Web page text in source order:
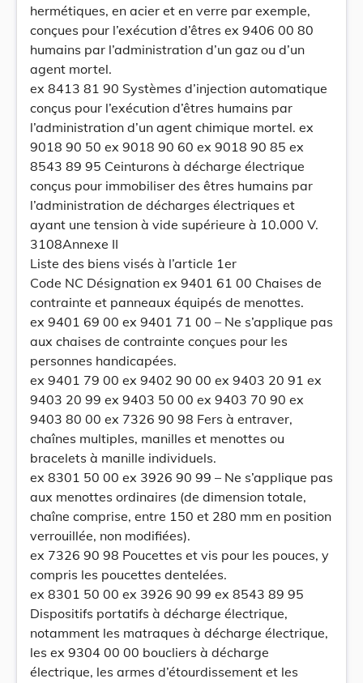
hermétiques, en acier et en verre par exemple,
conçues pour l’exécution d’êtres ex 9406 00 80
humains par l’administration d’un gaz ou d’un
agent mortel.
ex 8413 81 90 Systèmes d’injection automatique
conçus pour l’exécution d’êtres humains par
l’administration d’un agent chimique mortel. ex
9018 90 50 ex 9018 90 60 ex 9018 90 85 ex
8543 89 95 Ceinturons à décharge électrique
conçus pour immobiliser des êtres humains par
l’administration de décharges électriques et
ayant une tension à vide supérieure à 10.000 V.
3108Annexe II
Liste des biens visés à l’article 1er
Code NC Désignation ex 9401 61 00 Chaises de
contrainte et panneaux équipés de menottes.
ex 9401 69 00 ex 9401 71 00 – Ne s’applique pas
aux chaises de contrainte conçues pour les
personnes handicapées.
ex 9401 79 00 ex 9402 90 00 ex 9403 20 91 ex
9403 20 99 ex 9403 50 00 ex 9403 70 90 ex
9403 80 00 ex 7326 90 98 Fers à entraver,
chaînes multiples, manilles et menottes ou
bracelets à manille individuels.
ex 8301 50 00 ex 3926 90 99 – Ne s’applique pas
aux menottes ordinaires (de dimension totale,
chaîne comprise, entre 150 et 280 mm en position
verrouillée, non modifiées).
ex 7326 90 98 Poucettes et vis pour les pouces, y
compris les poucettes dentelées.
ex 8301 50 00 ex 3926 90 99 ex 8543 89 95
Dispositifs portatifs à décharge électrique,
notamment les matraques à décharge électrique,
les ex 9304 00 00 boucliers à décharge
électrique, les armes d’étourdissement et les